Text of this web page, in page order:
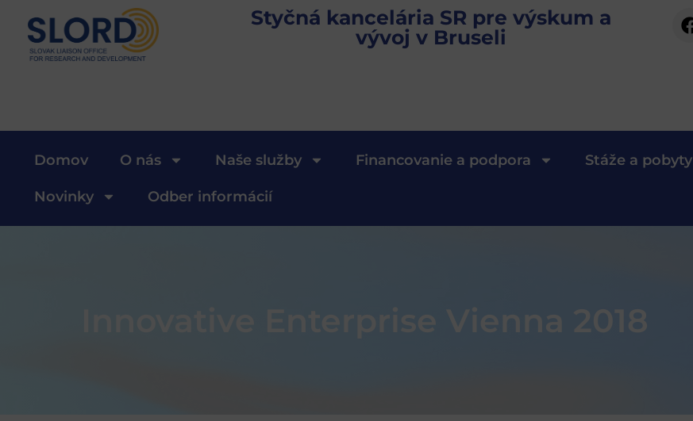
Styčná kancelária SR pre výskum a
vývoj v Bruseli
Domov O nás Naše služby Financovanie a podpora Stáže a pobyty
Novinky Odber informácií
Innovative Enterprise Vienna 2018